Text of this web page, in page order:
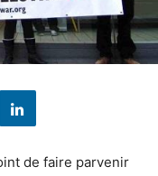
de faire parvenir